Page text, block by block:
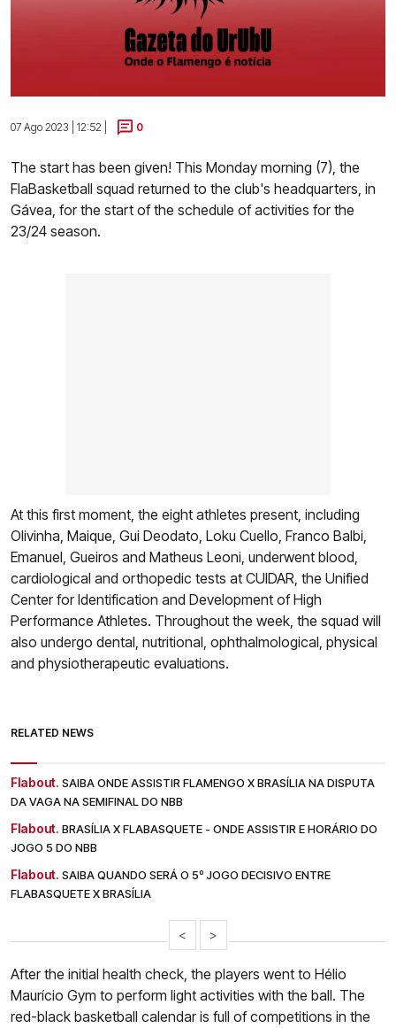
07 Ago 2023 | 12:52 | 0
The start has been given! This Monday morning (7), the
FlaBasketball squad returned to the club's headquarters, in
Gávea, for the start of the schedule of activities for the
23/24 season.
At this first moment, the eight athletes present, including
Olivinha, Maique, Gui Deodato, Loku Cuello, Franco Balbi,
Emanuel, Gueiros and Matheus Leoni, underwent blood,
cardiological and orthopedic tests at CUIDAR, the Unified
Center for Identification and Development of High
Performance Athletes. Throughout the week, the squad will
also undergo dental, nutritional, ophthalmological, physical
and physiotherapeutic evaluations.
RELATED NEWS
Flabout. SAIBA ONDE ASSISTIR FLAMENGO X BRASÍLIA NA DISPUTA
DA VAGA NA SEMIFINAL DO NBB
Flabout. BRASÍLIA X FLABASQUETE - ONDE ASSISTIR E HORÁRIO DO
JOGO 5 DO NBB
Flabout. SAIBA QUANDO SERÁ O 5º JOGO DECISIVO ENTRE
FLABASQUETE X BRASÍLIA
< >
After the initial health check, the players went to Hélio
Maurício Gym to perform light activities with the ball. The
red-black basketball calendar is full of competitions in the